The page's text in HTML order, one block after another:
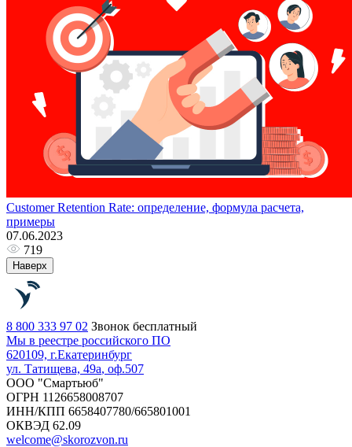
Customer Retention Rate: определение, формула расчета,
примеры
07.06.2023
719
Наверх
8 800 333 97 02 Звонок бесплатный
Мы в реестре российского ПО
620109, г.Екатеринбург
ул. Татищева, 49а, оф.507
ООО "Смартьюб"
ОГРН 1126658008707
ИНН/КПП 6658407780/665801001
ОКВЭД 62.09
welcome@skorozvon.ru